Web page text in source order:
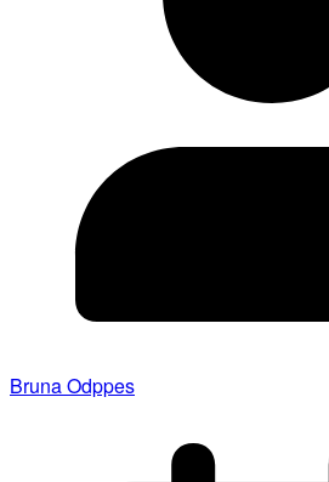
Bruna Odppes